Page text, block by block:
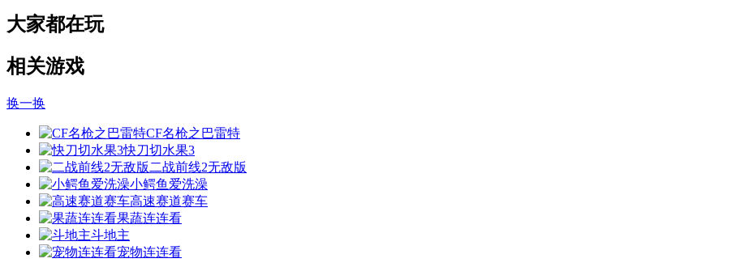
大家都在玩
相关游戏
换一换
CF名枪之巴雷特
快刀切水果3
二战前线2无敌版
小鳄鱼爱洗澡
高速赛道赛车
果蔬连连看
斗地主
宠物连连看